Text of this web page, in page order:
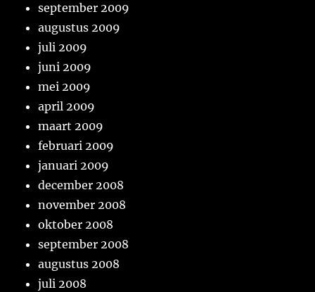
september 2009
augustus 2009
juli 2009
juni 2009
mei 2009
april 2009
maart 2009
februari 2009
januari 2009
december 2008
november 2008
oktober 2008
september 2008
augustus 2008
juli 2008